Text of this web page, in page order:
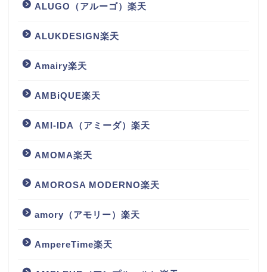
ALUGO（アルーゴ）楽天
ALUKDESIGN楽天
Amairy楽天
AMBiQUE楽天
AMI-IDA（アミーダ）楽天
AMOMA楽天
AMOROSA MODERNO楽天
amory（アモリー）楽天
AmpereTime楽天